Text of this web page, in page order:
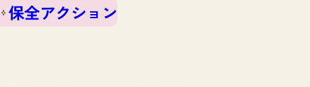
保全アクション